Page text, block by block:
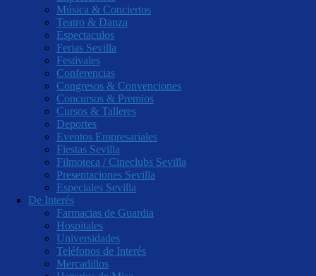
Música & Conciertos
Teatro & Danza
Espectaculos
Ferias Sevilla
Festivales
Conferencias
Congresos & Convenciones
Concursos & Premios
Cursos & Talleres
Deportes
Eventos Empresariales
Fiestas Sevilla
Filmoteca / Cineclubs Sevilla
Presentaciones Sevilla
Especiales Sevilla
De Interés
Farmacias de Guardia
Hospitales
Universidades
Teléfonos de Interés
Mercadillos